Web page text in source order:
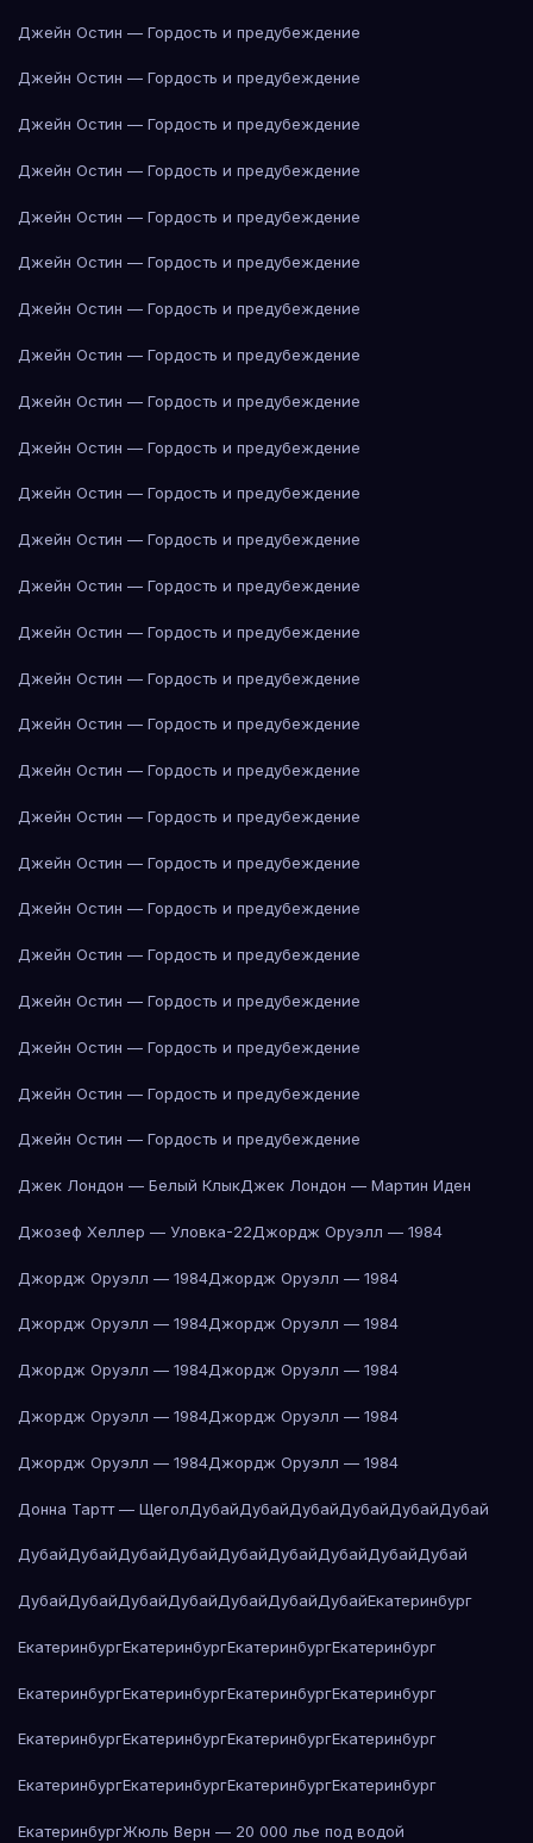
Джейн Остин — Гордость и предубеждение
Джейн Остин — Гордость и предубеждение
Джейн Остин — Гордость и предубеждение
Джейн Остин — Гордость и предубеждение
Джейн Остин — Гордость и предубеждение
Джейн Остин — Гордость и предубеждение
Джейн Остин — Гордость и предубеждение
Джейн Остин — Гордость и предубеждение
Джейн Остин — Гордость и предубеждение
Джейн Остин — Гордость и предубеждение
Джейн Остин — Гордость и предубеждение
Джейн Остин — Гордость и предубеждение
Джейн Остин — Гордость и предубеждение
Джейн Остин — Гордость и предубеждение
Джейн Остин — Гордость и предубеждение
Джейн Остин — Гордость и предубеждение
Джейн Остин — Гордость и предубеждение
Джейн Остин — Гордость и предубеждение
Джейн Остин — Гордость и предубеждение
Джейн Остин — Гордость и предубеждение
Джейн Остин — Гордость и предубеждение
Джейн Остин — Гордость и предубеждение
Джейн Остин — Гордость и предубеждение
Джейн Остин — Гордость и предубеждение
Джейн Остин — Гордость и предубеждение
Джек Лондон — Белый КлыкДжек Лондон — Мартин Иден
Джозеф Хеллер — Уловка-22Джордж Оруэлл — 1984
Джордж Оруэлл — 1984Джордж Оруэлл — 1984
Джордж Оруэлл — 1984Джордж Оруэлл — 1984
Джордж Оруэлл — 1984Джордж Оруэлл — 1984
Джордж Оруэлл — 1984Джордж Оруэлл — 1984
Джордж Оруэлл — 1984Джордж Оруэлл — 1984
Донна Тартт — ЩеголДубайДубайДубайДубайДубайДубай
ДубайДубайДубайДубайДубайДубайДубайДубайДубай
ДубайДубайДубайДубайДубайДубайДубайЕкатеринбург
ЕкатеринбургЕкатеринбургЕкатеринбургЕкатеринбург
ЕкатеринбургЕкатеринбургЕкатеринбургЕкатеринбург
ЕкатеринбургЕкатеринбургЕкатеринбургЕкатеринбург
ЕкатеринбургЕкатеринбургЕкатеринбургЕкатеринбург
ЕкатеринбургЖюль Верн — 20 000 лье под водой